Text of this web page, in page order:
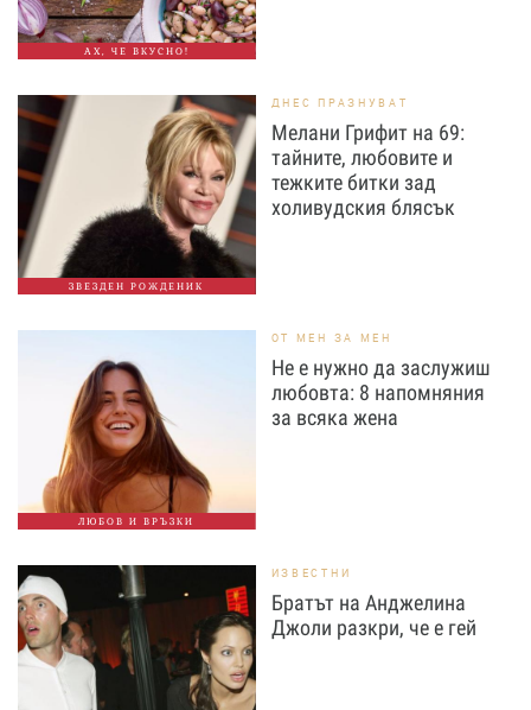
АХ, ЧЕ ВКУСНО!
ЗВЕЗДЕН РОЖДЕНИК
ДНЕС ПРАЗНУВАТ
Мелани Грифит на 69:
тайните, любовите и
тежките битки зад
холивудския блясък
ЛЮБОВ И ВРЪЗКИ
ОТ МЕН ЗА МЕН
Не е нужно да заслужиш
любовта: 8 напомняния
за всяка жена
ИЗВЕСТНИ
Братът на Анджелина
Джоли разкри, че е гей